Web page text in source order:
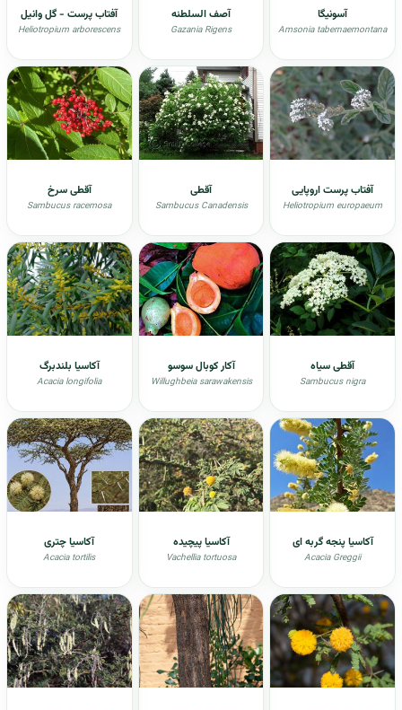
آسونيگا
Amsonia tabernaemontana
آصف السلطنه
Gazania Rigens
آفتاب پرست - گل وانیل
Heliotropium arborescens
آفتاب پرست اروپایی
Heliotropium europaeum
آقطی
Sambucus Canadensis
آقطی سرخ
Sambucus racemosa
آقطی سیاه
Sambucus nigra
آکار کوبال سوسو
Willughbeia sarawakensis
آکاسیا بلندبرگ
Acacia longifolia
آکاسیا پنجه گربه ای
Acacia Greggii
آکاسیا پیچیده
Vachellia tortuosa
آکاسیا چتری
Acacia tortilis